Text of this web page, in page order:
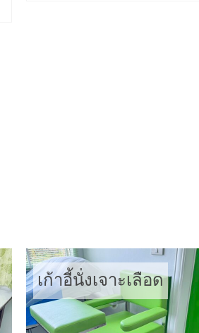
เก้าอี้นั่งเจาะเลือด